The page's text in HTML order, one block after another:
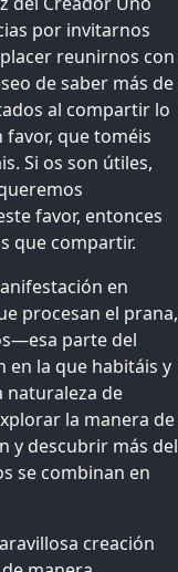
por invitarnos
reunirnos con
de saber más de
al compartir lo
que toméis
Si os son útiles,
favor, entonces
que compartir.
en
procesan el prana,
parte del
en la que habitáis y
naturaleza de
la manera de
y descubrir más del
se combinan en
creación